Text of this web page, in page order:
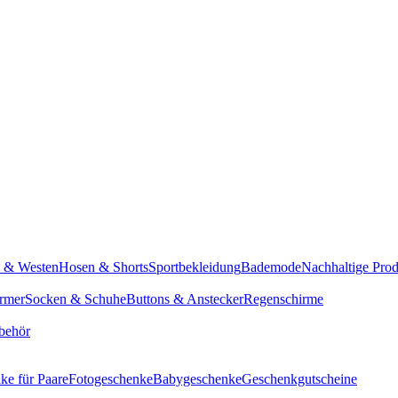
& WestenHosen & ShortsSportbekleidungBademodeNachhaltige
Socken & SchuheButtons & AnsteckerRegenschirme
für PaareFotogeschenkeBabygeschenkeGeschenkgutscheine